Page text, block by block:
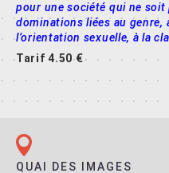
pour une société qui ne
dominations liées au genre,
l’orientation sexuelle, à la
Tarif 4.50 €
QUAI DES IMAGES